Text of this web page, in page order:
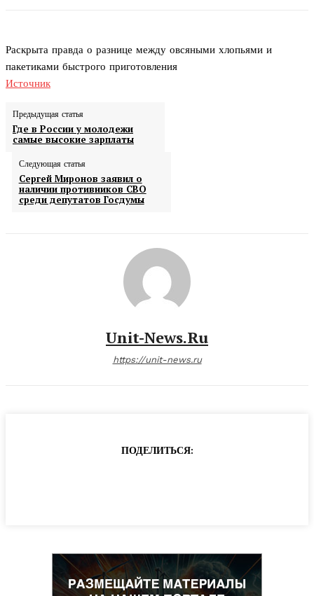
Раскрыта правда о разнице между овсяными хлопьями и
пакетиками быстрого приготовления
Источник
Предыдущая статья
Где в России у молодежи
самые высокие зарплаты
Следующая статья
Сергей Миронов заявил о
наличии противников СВО
среди депутатов Госдумы
Unit-News.ru
https://unit-news.ru
ПОДЕЛИТЬСЯ: